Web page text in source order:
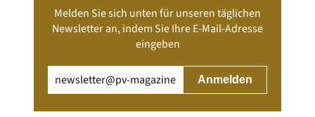
Melden Sie sich unten für unseren täglichen
Newsletter an, indem Sie Ihre E-Mail-Adresse
eingeben
(erforderlich)